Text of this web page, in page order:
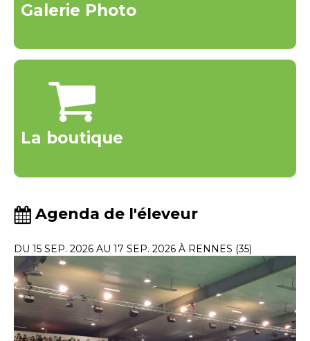
Galerie Photo
La boutique
Agenda de l'éleveur
DU 15 SEP. 2026 AU 17 SEP. 2026 À RENNES (35)